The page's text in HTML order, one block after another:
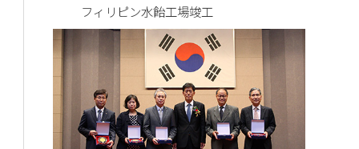
フィリピン水飴工場竣工